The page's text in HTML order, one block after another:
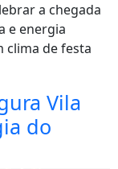
a chegada
e energia
clima de festa
Vila
do